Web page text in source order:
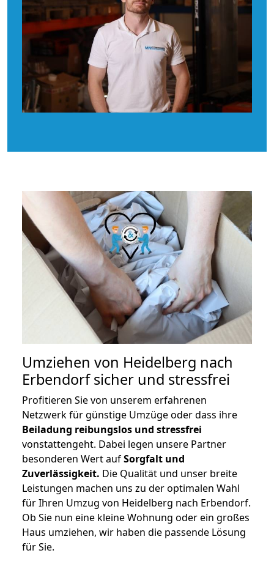
Umziehen von Heidelberg nach
Erbendorfsicher und stressfrei
Profitieren Sie von unserem erfahrenen
Netzwerk für günstige Umzüge oder dass ihre
Beiladung reibungslos und stressfrei
vonstattengeht. Dabei legen unsere Partner
besonderen Wert aufSorgfalt und
Zuverlässigkeit. Die Qualität und unser breite
Leistungen machen uns zu der optimalen Wahl
für Ihren Umzug von Heidelberg nach Erbendorf.
Ob Sie nun eine kleine Wohnung oder ein großes
Haus umziehen, wir haben die passende Lösung
für Sie.